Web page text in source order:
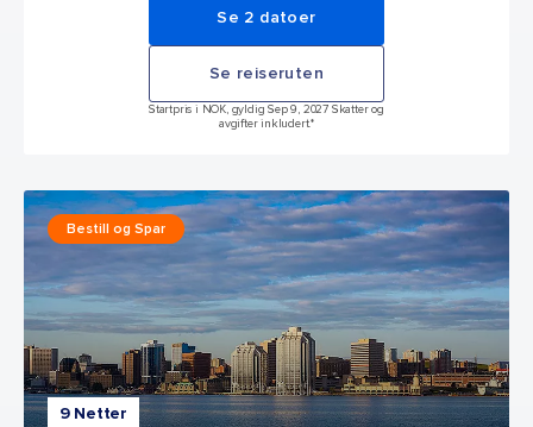
Se 2 datoer
Se reiseruten
Startpris i NOK, gyldig Sep 9, 2027 Skatter og
avgifter inkludert.*
9 Netter
Bestill og Spar